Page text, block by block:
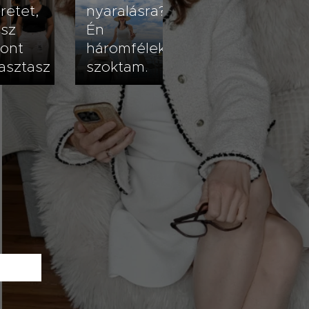
nyaralásra?
Én
háromféleképpen
szoktam.